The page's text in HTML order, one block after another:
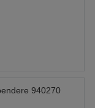
940270